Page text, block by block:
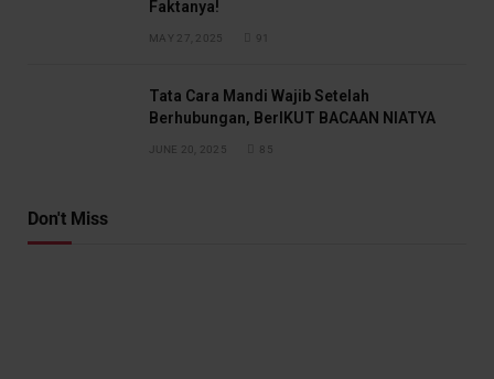
Faktanya!
MAY 27, 2025 91
Tata Cara Mandi Wajib Setelah
Berhubungan, BerIKUT BACAAN NIATYA
JUNE 20, 2025 85
Don't Miss